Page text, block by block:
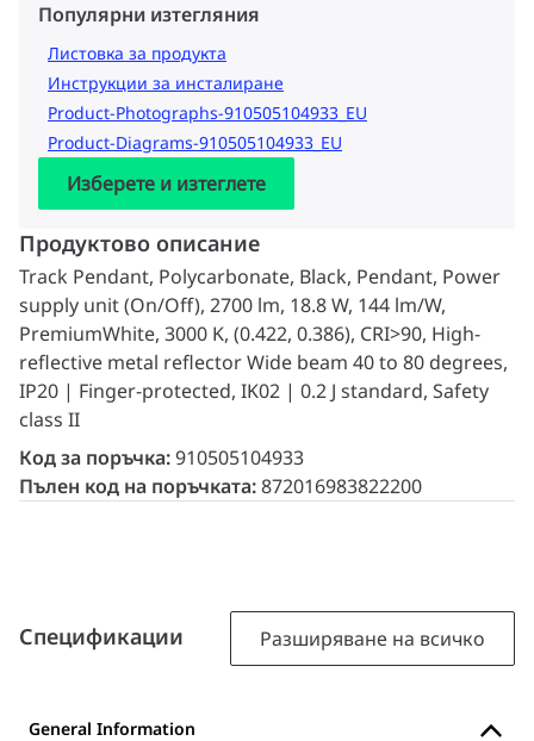
Популярни изтегляния
Листовка за продукта
Инструкции за инсталиране
Product-Photographs-910505104933_EU
Product-Diagrams-910505104933_EU
Изберете и изтеглете
Продуктово описание
Track Pendant, Polycarbonate, Black, Pendant, Power
supply unit (On/Off), 2700 lm, 18.8 W, 144 lm/W,
PremiumWhite, 3000 K, (0.422, 0.386), CRI>90, High-
reflective metal reflector Wide beam 40 to 80 degrees,
IP20 | Finger-protected, IK02 | 0.2 J standard, Safety
class II
Код за поръчка:910505104933
Пълен код на поръчката:872016983822200
Спецификации Разширяване на всичко
General Information